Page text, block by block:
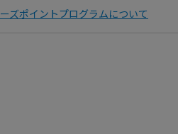
ズポイントプログラムについて